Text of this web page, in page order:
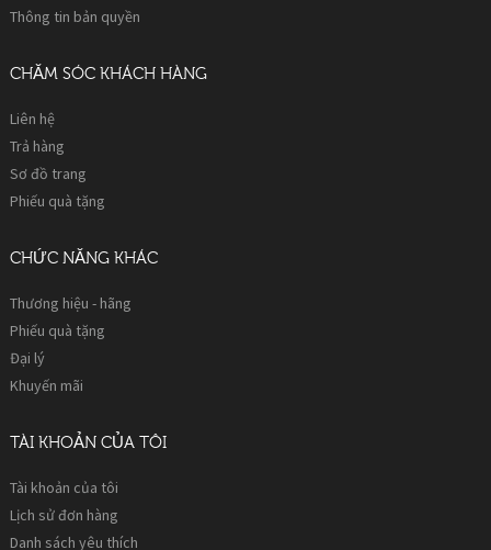
Thông tin bản quyền
CHĂM SÓC KHÁCH HÀNG
Liên hệ
Trả hàng
Sơ đồ trang
Phiếu quà tặng
CHỨC NĂNG KHÁC
Thương hiệu - hãng
Phiếu quà tặng
Đại lý
Khuyến mãi
TÀI KHOẢN CỦA TÔI
Tài khoản của tôi
Lịch sử đơn hàng
Danh sách yêu thích